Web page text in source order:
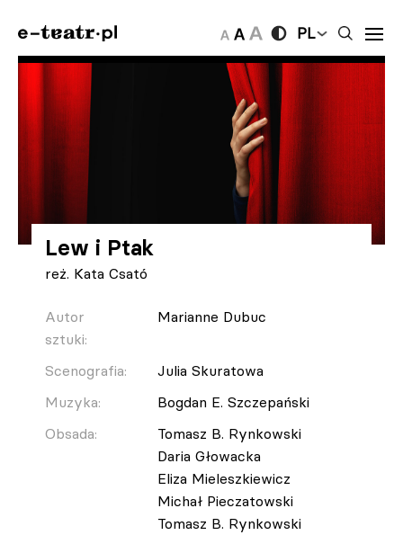
PL
Lew i Ptak
reż. Kata Csató
Autor
sztuki:
Marianne Dubuc
Scenografia:
Julia Skuratowa
Muzyka:
Bogdan E. Szczepański
Obsada:
Tomasz B. Rynkowski
Daria Głowacka
Eliza Mieleszkiewicz
Michał Pieczatowski
Tomasz B. Rynkowski